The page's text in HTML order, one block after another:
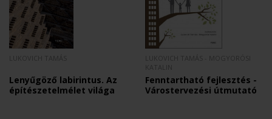
Lenyűgöző labirintus. Az
építészetelmélet világa
Fenntartható fejlesztés -
Várostervezési útmutató